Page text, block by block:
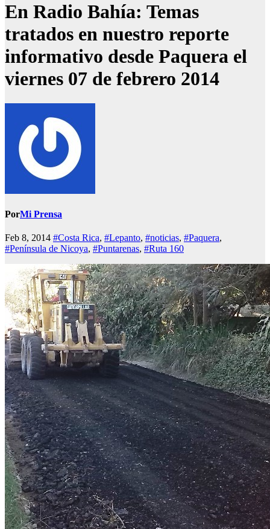
En Radio Bahía: Temas
tratados en nuestro reporte
informativo desde Paquera el
viernes 07 de febrero 2014
PorMi Prensa
Feb 8, 2014 #Costa Rica, #Lepanto, #noticias, #Paquera,
#Península de Nicoya, #Puntarenas, #Ruta 160